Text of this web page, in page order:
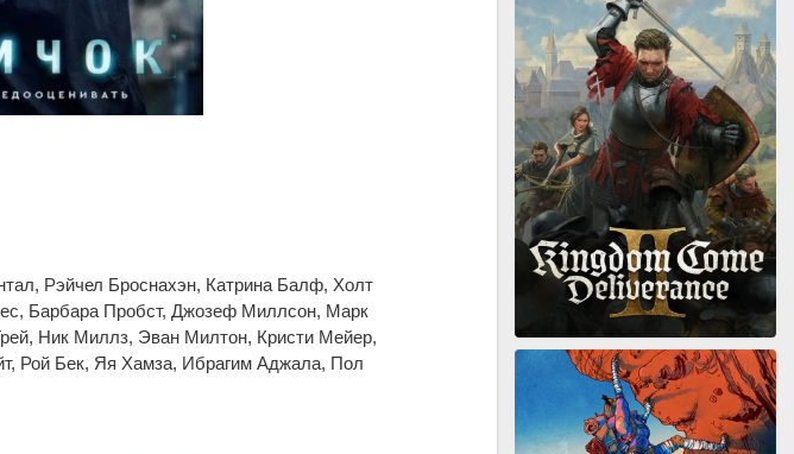
Рэйчел Броснахэн, Катрина Балф, Холт
Барбара Пробст, Джозеф Миллсон, Марк
Ник Миллз, Эван Милтон, Кристи Мейер,
Рой Бек, Яя Хамза, Ибрагим Аджала, Пол